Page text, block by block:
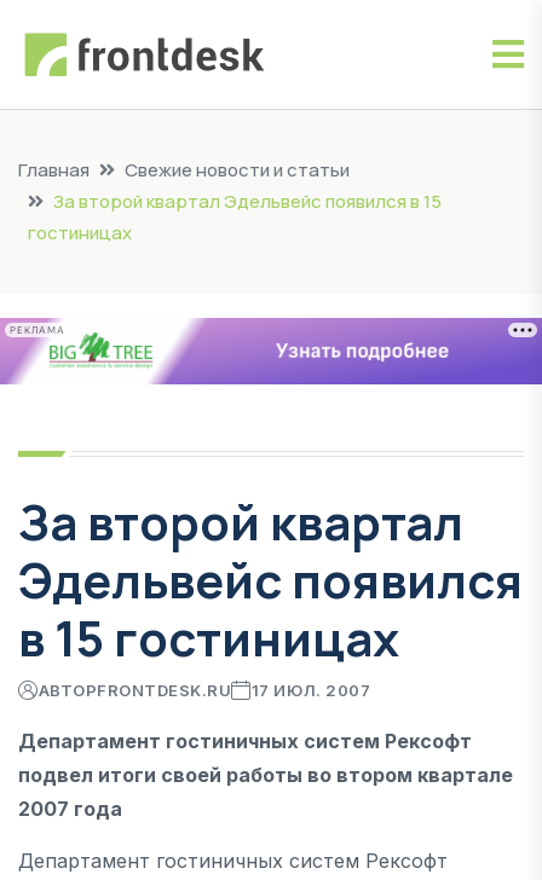
Главная
Свежие новости и статьи
За второй квартал Эдельвейс появился в 15
гостиницах
РЕКЛАМА
За второй квартал
Эдельвейс появился
в 15 гостиницах
АВТОРFRONTDESK.RU 17 ИЮЛ. 2007
Департамент гостиничных систем Рексофт
подвел итоги своей работы во втором квартале
2007 года
Департамент гостиничных систем Рексофт